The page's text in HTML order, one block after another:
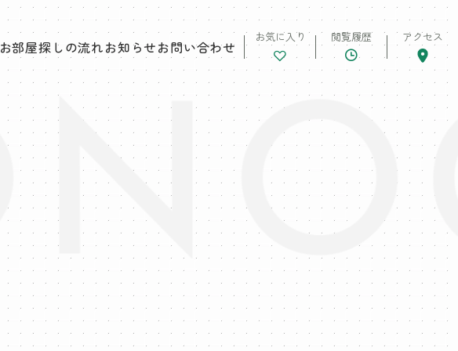
お部屋探しの流れお知らせお問い合わせ
お気に入り 閲覧履歴 アクセス